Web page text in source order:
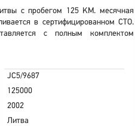
с пробегом 125 KM. месячная
в сертифицированном СТО.
с полным комплектом
JC5/9687
125000
2002
Литва